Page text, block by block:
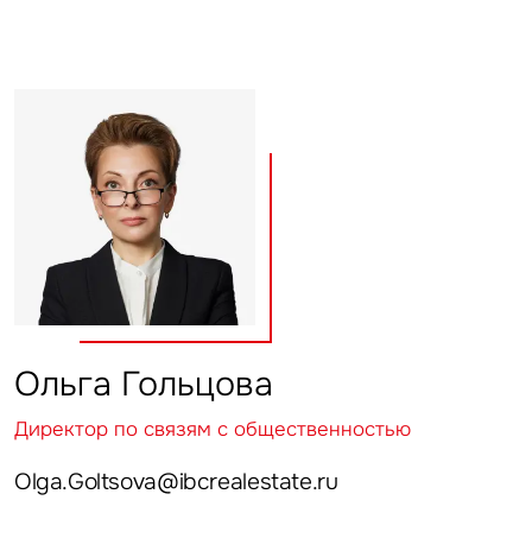
Ольга Гольцова
Директор по связям с общественностью
Olga.Goltsova@ibcrealestate.ru